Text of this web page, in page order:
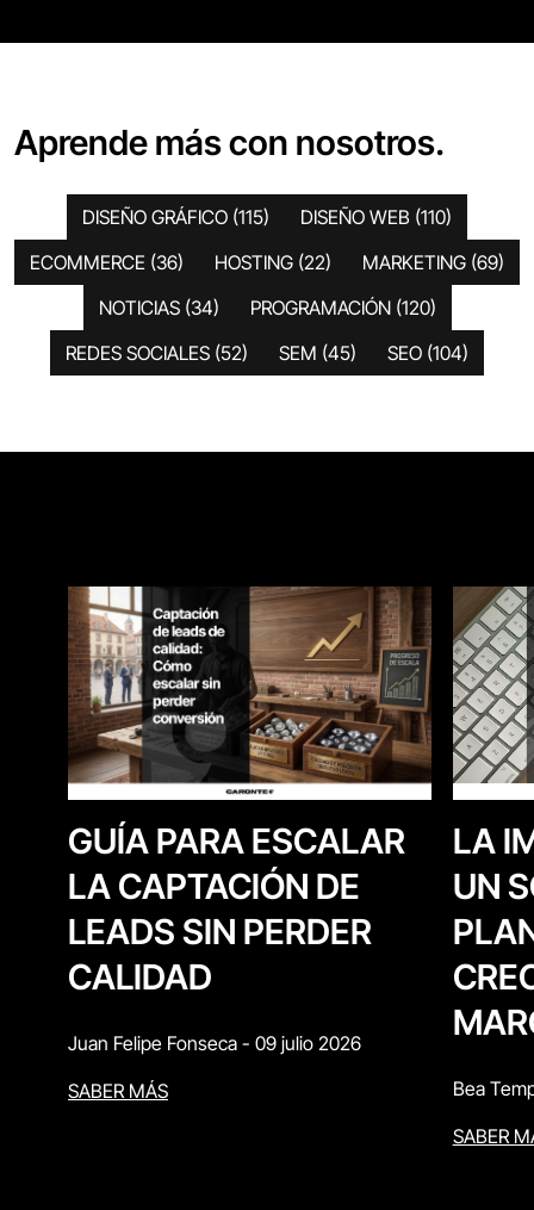
Aprende más con nosotros.
DISEÑO GRÁFICO (115) DISEÑO WEB (110)
ECOMMERCE (36) HOSTING (22) MARKETING (69)
NOTICIAS (34) PROGRAMACIÓN (120)
REDES SOCIALES (52) SEM (45) SEO (104)
GUÍA PARA ESCALAR
LA CAPTACIÓN DE
LEADS SIN PERDER
CALIDAD
Juan Felipe Fonseca - 09 julio 2026
SABER MÁS
LA
UN
Bea
SABER